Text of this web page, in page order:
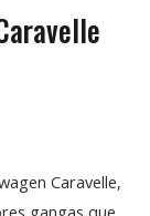
Caravelle,
gangas que